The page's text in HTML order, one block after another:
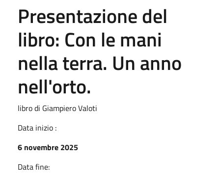
Presentazione del
libro: Con le mani
nella terra. Un anno
nell'orto.
libro di Giampiero Valoti
Data inizio :
6 novembre 2025
Data fine: